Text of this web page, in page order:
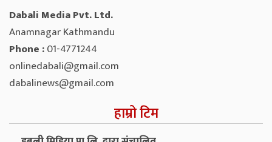
Dabali Media Pvt. Ltd.
Anamnagar Kathmandu
Phone :01-4771244
onlinedabali@gmail.com
dabalinews@gmail.com
हाम्रो टिम